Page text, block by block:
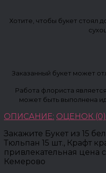
Хотите, чтобы букет стоял
Заказанный букет может
Работа флориста
может быть выполнена
ОПИСАНИЕ: ОЦЕНОК (0)
Закажите Букет из 15
Тюльпан 15 шт., Крафт
привлекательная цена
Кемерово